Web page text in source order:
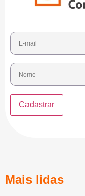
Mais lidas